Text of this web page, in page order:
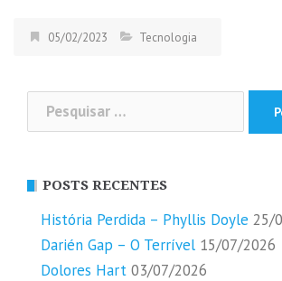
05/02/2023 Tecnologia
Pesquisar
por:
POSTS RECENTES
História Perdida – Phyllis Doyle 25/
Darién Gap – O Terrível 15/07/2026
Dolores Hart 03/07/2026